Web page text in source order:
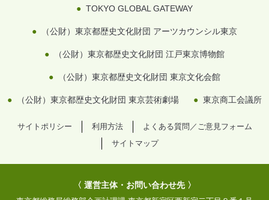
TOKYO GLOBAL GATEWAY
（公財）東京都歴史文化財団 アーツカウンシル東京
（公財）東京都歴史文化財団 江戸東京博物館
（公財）東京都歴史文化財団 東京文化会館
（公財）東京都歴史文化財団 東京芸術劇場 東京商工会議所
サイトポリシー 利用方法
よくある質問／ご意見フォーム
サイトマップ
〈 運営主体・お問い合わせ先 〉